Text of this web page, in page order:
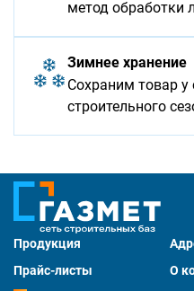
метод обработки
Зимнее хранение
Сохраним товар у
строительного
Продукция
Прайс-листы
О